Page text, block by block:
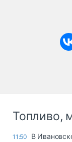
Топливо,
11:50
В